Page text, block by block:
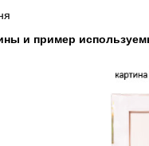
и пример